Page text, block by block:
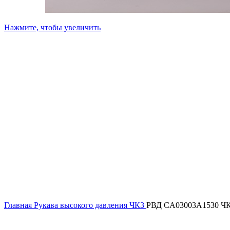
Нажмите, чтобы увеличить
Главная Рукава высокого давления ЧКЗ РВД CA03003A1530